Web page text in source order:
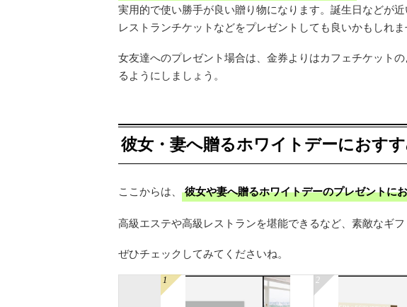
実用的で使い勝手が良い贈り物になります。誕生日などが
レストランチケットなどをプレゼントしても良いかもしれま
女友達へのプレゼント場合は、金券よりはカフェチケット
るようにしましょう。
彼女・妻へ贈るホワイトデーにおす
ここからは、 彼女や妻へ贈るホワイトデーのプレゼントに
高級エステや高級レストランを堪能できるなど、素敵なギフ
ぜひチェックしてみてくださいね。